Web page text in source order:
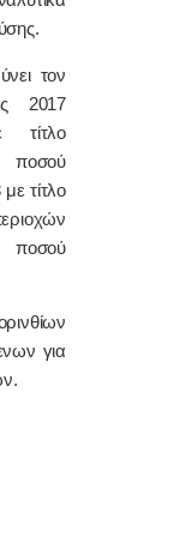
τον
2017
τίτλο
ποσού
τίτλο
ποσού
για